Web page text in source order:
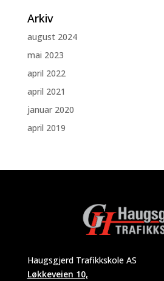
Arkiv
august 2024
mai 2023
april 2022
april 2021
januar 2020
april 2019
Haugsgjerd Trafikkskole AS
Løkkeveien 10,